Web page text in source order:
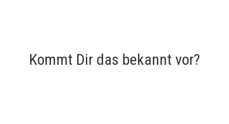
Kommt Dir das bekannt vor?